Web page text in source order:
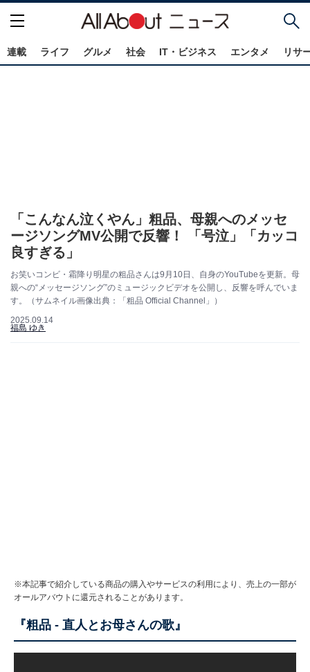
連載 ライフ グルメ 社会 IT・ビジネス エンタメ リサ
「こんなん泣くやん」粗品、母親へのメッセ
ージソングMV公開で反響！ 「号泣」「カッコ
良すぎる」
お笑いコンビ・霜降り明星の粗品さんは9月10日、自身のYouTubeを更新。母
親への“メッセージソング”のミュージックビデオを公開し、反響を呼んでいま
す。（サムネイル画像出典：「粗品 Official Channel」）
2025.09.14
福島 ゆき
※本記事で紹介している商品の購入やサービスの利用により、売上の一部が
オールアバウトに還元されることがあります。
『粗品 - 直人とお母さんの歌』